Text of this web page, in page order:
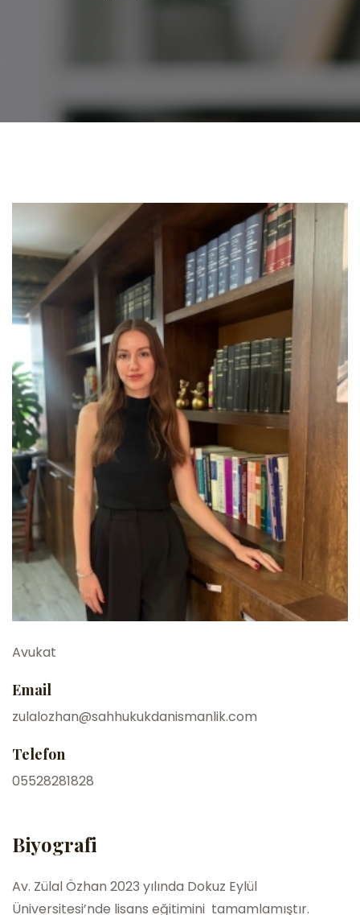
Avukat
Email
zulalozhan@sahhukukdanismanlik.com
Telefon
05528281828
Biyografi
Av. Zülal Özhan 2023 yılında Dokuz Eylül
Üniversitesi’nde lisans eğitimini tamamlamıştır.